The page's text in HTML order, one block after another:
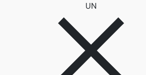
UN